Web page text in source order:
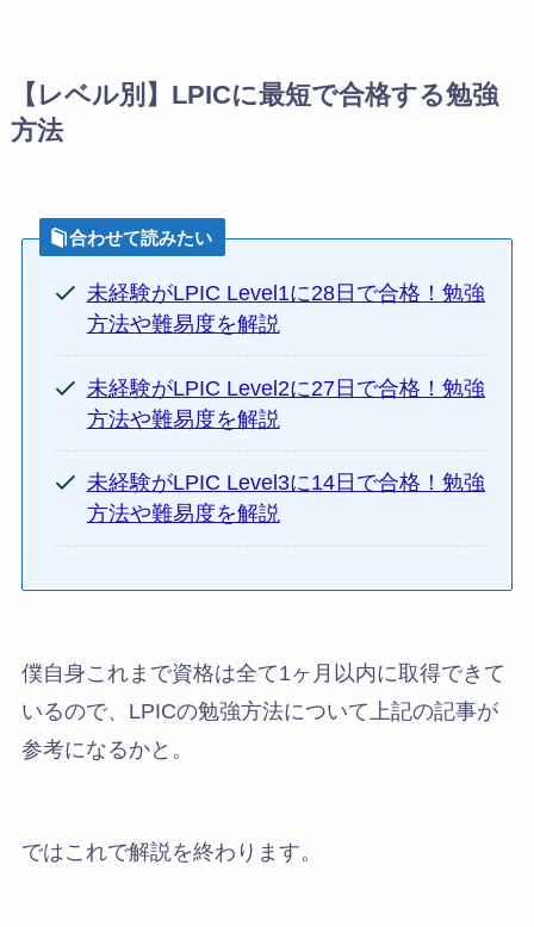
【レベル別】LPICに最短で合格する勉強
方法
合わせて読みたい
未経験がLPIC Level1に28日で合格！勉強
方法や難易度を解説
未経験がLPIC Level2に27日で合格！勉強
方法や難易度を解説
未経験がLPIC Level3に14日で合格！勉強
方法や難易度を解説
僕自身これまで資格は全て1ヶ月以内に取得できて
いるので、LPICの勉強方法について上記の記事が
参考になるかと。
ではこれで解説を終わります。